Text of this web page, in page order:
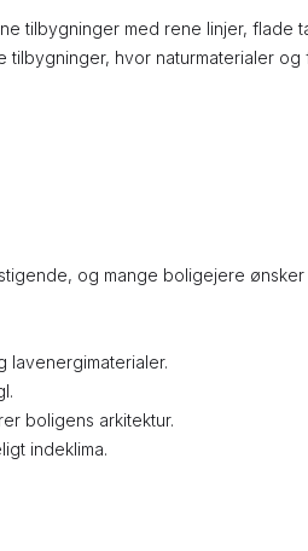
tilbygninger med rene linjer, flade
tilbygninger, hvor naturmaterialer og
stigende, og mange boligejere
lavenergimaterialer.
boligens arkitektur.
indeklima.